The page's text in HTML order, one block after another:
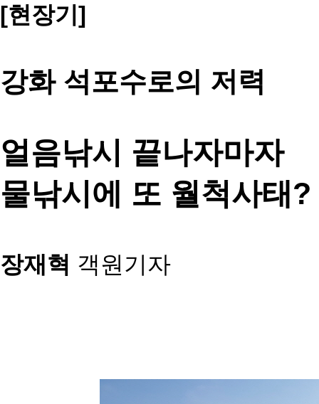
[현장기]
강화 석포수로의 저력
얼음낚시 끝나자마자
물낚시에 또 월척사태?
장재혁 객원기자